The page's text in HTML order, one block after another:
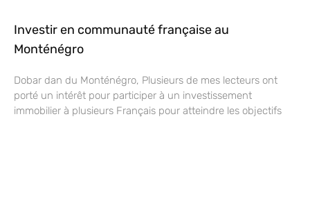
Investir en communauté française au
Monténégro
Dobar dan du Monténégro, Plusieurs de mes lecteurs ont
porté un intérêt pour participer à un investissement
immobilier à plusieurs Français pour atteindre les objectifs